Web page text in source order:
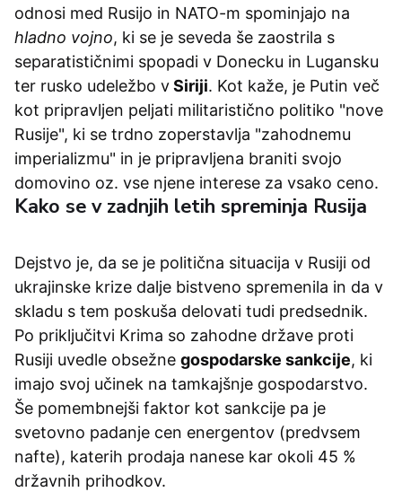
odnosi med Rusijo in NATO-m spominjajo na
hladno vojno, ki se je seveda še zaostrila s
separatističnimi spopadi v Donecku in Lugansku
ter rusko udeležbo vSiriji. Kot kaže, je Putin več
kot pripravljen peljati militaristično politiko "nove
Rusije", ki se trdno zoperstavlja "zahodnemu
imperializmu" in je pripravljena braniti svojo
domovino oz. vse njene interese za vsako ceno.
Kako se v zadnjih letih spreminja Rusija
Dejstvo je, da se je politična situacija v Rusiji od
ukrajinske krize dalje bistveno spremenila in da v
skladu s tem poskuša delovati tudi predsednik.
Po priključitvi Krima so zahodne države proti
Rusiji uvedle obsežne gospodarske sankcije, ki
imajo svoj učinek na tamkajšnje gospodarstvo.
Še pomembnejši faktor kot sankcije pa je
svetovno padanje cen energentov (predvsem
nafte), katerih prodaja nanese kar okoli 45 %
državnih prihodkov.